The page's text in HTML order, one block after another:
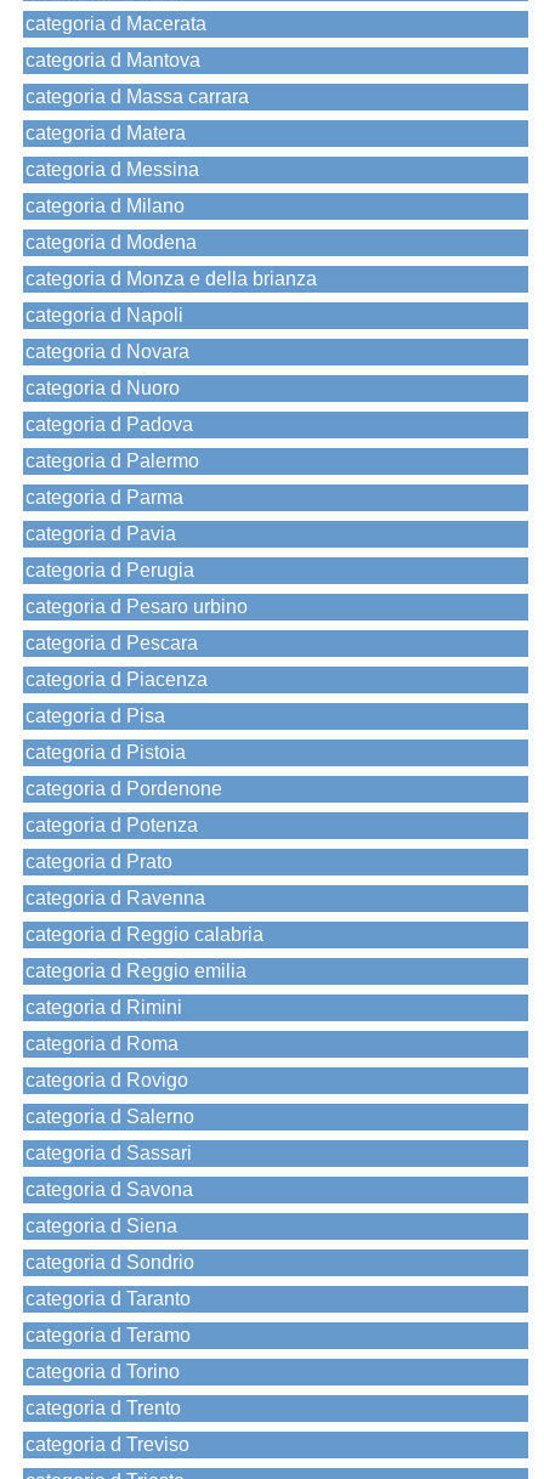
categoria d Macerata
categoria d Mantova
categoria d Massa carrara
categoria d Matera
categoria d Messina
categoria d Milano
categoria d Modena
categoria d Monza e della brianza
categoria d Napoli
categoria d Novara
categoria d Nuoro
categoria d Padova
categoria d Palermo
categoria d Parma
categoria d Pavia
categoria d Perugia
categoria d Pesaro urbino
categoria d Pescara
categoria d Piacenza
categoria d Pisa
categoria d Pistoia
categoria d Pordenone
categoria d Potenza
categoria d Prato
categoria d Ravenna
categoria d Reggio calabria
categoria d Reggio emilia
categoria d Rimini
categoria d Roma
categoria d Rovigo
categoria d Salerno
categoria d Sassari
categoria d Savona
categoria d Siena
categoria d Sondrio
categoria d Taranto
categoria d Teramo
categoria d Torino
categoria d Trento
categoria d Treviso